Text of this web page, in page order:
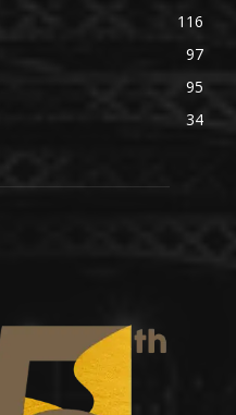
116
97
95
34